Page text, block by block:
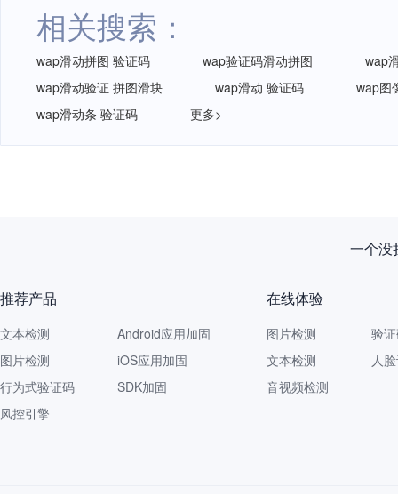
相关搜索：
wap滑动拼图 验证码 wap验证码滑动拼图
wap
wap滑动验证 拼图滑块
wap滑动 验证码
wap图
wap滑动条 验证码
更多>
一个没
推荐产品
文本检测
图片检测
行为式验证码
风控引擎
Android应用加固
iOS应用加固
SDK加固
在线体验
图片检测
文本检测
音视频检测
验
人